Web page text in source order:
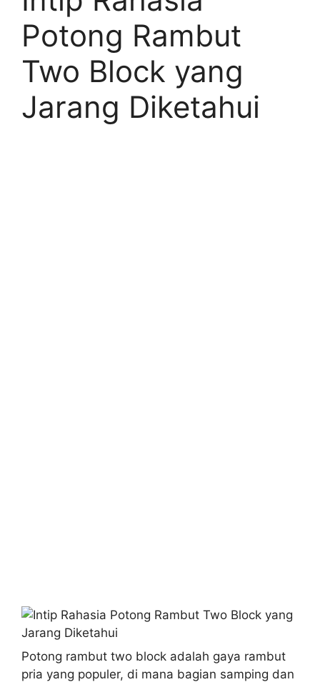
Potong Rambut
Two Block yang
Jarang Diketahui
Potong rambut two block adalah gaya rambut
pria yang populer, di mana bagian samping dan